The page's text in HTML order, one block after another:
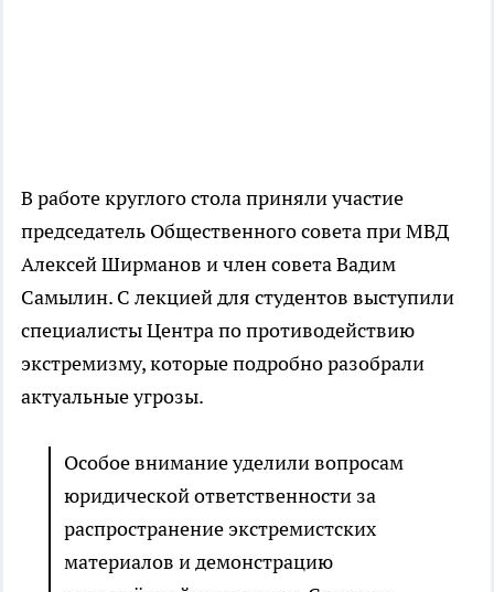
В работе круглого стола приняли участие
председатель Общественного совета при МВД
Алексей Ширманов и член совета Вадим
Самылин. С лекцией для студентов выступили
специалисты Центра по противодействию
экстремизму, которые подробно разобрали
актуальные угрозы.
Особое внимание уделили вопросам
юридической ответственности за
распространение экстремистских
материалов и демонстрацию